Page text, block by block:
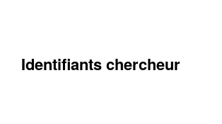
Identifiants chercheur